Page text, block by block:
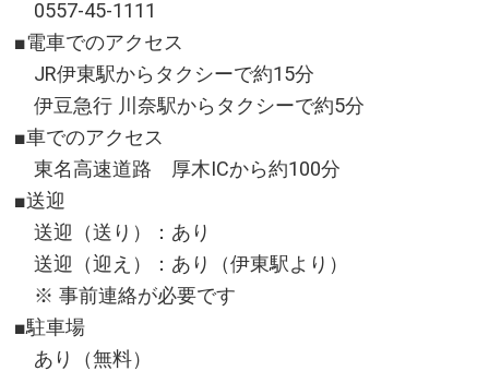
0557-45-1111
■電車でのアクセス
JR伊東駅からタクシーで約15分
伊豆急行 川奈駅からタクシーで約5分
■車でのアクセス
東名高速道路 厚木ICから約100分
■送迎
送迎（送り）：あり
送迎（迎え）：あり（伊東駅より）
※ 事前連絡が必要です
■駐車場
あり（無料）